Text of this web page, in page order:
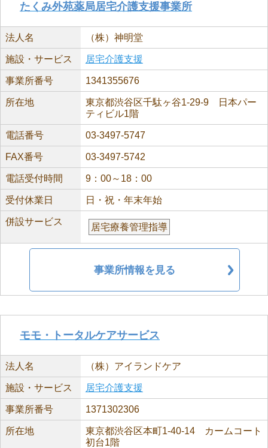
たくみ外苑薬局居宅介護支援事業所
法人名 （株）神明堂
施設・サービス 居宅介護支援
事業所番号 1341355676
所在地
東京都渋谷区千駄ヶ谷1-29-9 日本パー
ティビル1階
電話番号 03-3497-5747
FAX番号 03-3497-5742
電話受付時間 9：00～18：00
受付休業日 日・祝・年末年始
併設サービス
居宅療養管理指導
事業所情報を見る
モモ・トータルケアサービス
法人名 （株）アイランドケア
施設・サービス 居宅介護支援
事業所番号 1371302306
所在地
東京都渋谷区本町1-40-14 カームコート
初台1階